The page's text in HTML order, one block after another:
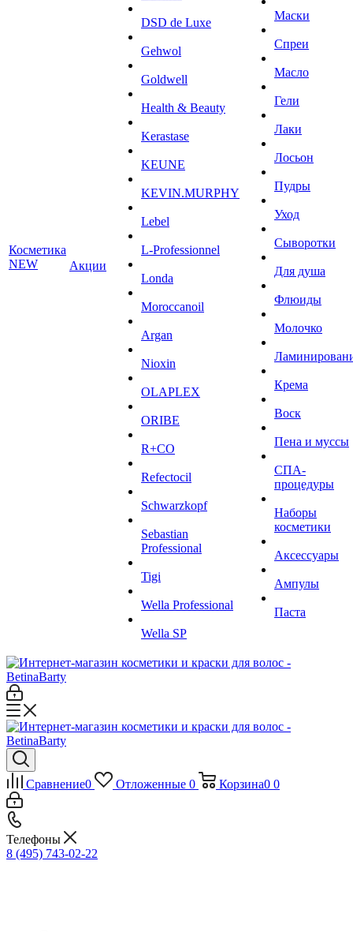
Косметика
NEW
Акции
DSD de Luxe
Gehwol
Goldwell
Health & Beauty
Kerastase
KEUNE
KEVIN.MURPHY
Lebel
L-Professionnel
Londa
Moroccanoil
Argan
Niохin
OLAPLEX
ORIBE
R+CO
Refectocil
Schwarzkopf
Sebastian
Professional
Tigi
Wella Professional
Wella SP
Маски
Спреи
Масло
Гели
Лаки
Лосьон
Пудры
Уход
Сыворотки
Для душа
Флюиды
Молочко
Крема
Воск
Пена и муссы
СПА-
процедуры
Наборы
косметики
Аксессуары
Ампулы
Паста
Сравнение0 Отложенные 0 Корзина0 0
Телефоны
8 (495) 743-02-22